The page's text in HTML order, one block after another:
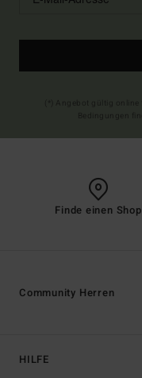
Finde einen Shop
HILFE
Community Herren